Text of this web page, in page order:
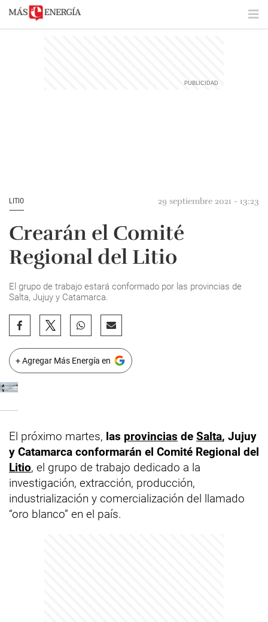
LITIO 29 septiembre 2021 - 13:23
Crearán el Comité
Regional del Litio
El grupo de trabajo estará conformado por las provincias de
Salta, Jujuy y Catamarca.
+ Agregar Más Energía en
El próximo martes, las provincias de Salta, Jujuy
y Catamarca conformarán el Comité Regional del
Litio, el grupo de trabajo dedicado a la
investigación, extracción, producción,
industrialización y comercialización del llamado
“oro blanco” en el país.